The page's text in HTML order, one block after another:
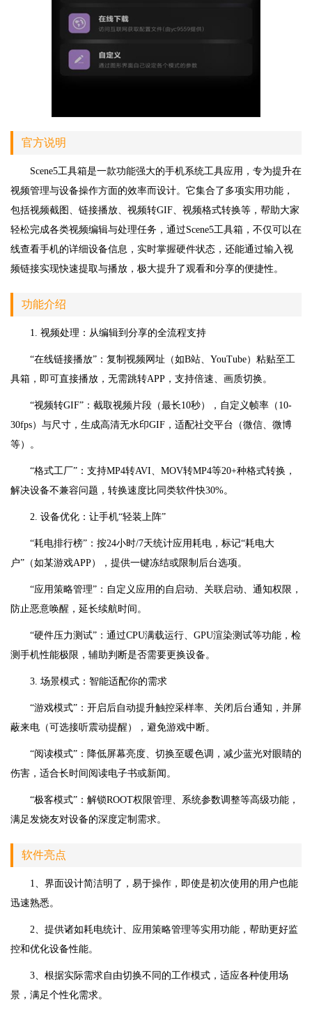
官方说明
Scene5工具箱是一款功能强大的手机系统工具应用，专为提升在
视频管理与设备操作方面的效率而设计。它集合了多项实用功能，
包括视频截图、链接播放、视频转GIF、视频格式转换等，帮助大家
轻松完成各类视频编辑与处理任务，通过Scene5工具箱，不仅可以在
线查看手机的详细设备信息，实时掌握硬件状态，还能通过输入视
频链接实现快速提取与播放，极大提升了观看和分享的便捷性。
功能介绍
1. 视频处理：从编辑到分享的全流程支持
“在线链接播放”：复制视频网址（如B站、YouTube）粘贴至工
具箱，即可直接播放，无需跳转APP，支持倍速、画质切换。
“视频转GIF”：截取视频片段（最长10秒），自定义帧率（10-
30fps）与尺寸，生成高清无水印GIF，适配社交平台（微信、微博
等）。
“格式工厂”：支持MP4转AVI、MOV转MP4等20+种格式转换，
解决设备不兼容问题，转换速度比同类软件快30%。
2. 设备优化：让手机“轻装上阵”
“耗电排行榜”：按24小时/7天统计应用耗电，标记“耗电大
户”（如某游戏APP），提供一键冻结或限制后台选项。
“应用策略管理”：自定义应用的自启动、关联启动、通知权限，
防止恶意唤醒，延长续航时间。
“硬件压力测试”：通过CPU满载运行、GPU渲染测试等功能，检
测手机性能极限，辅助判断是否需要更换设备。
3. 场景模式：智能适配你的需求
“游戏模式”：开启后自动提升触控采样率、关闭后台通知，并屏
蔽来电（可选接听震动提醒），避免游戏中断。
“阅读模式”：降低屏幕亮度、切换至暖色调，减少蓝光对眼睛的
伤害，适合长时间阅读电子书或新闻。
“极客模式”：解锁ROOT权限管理、系统参数调整等高级功能，
满足发烧友对设备的深度定制需求。
软件亮点
1、界面设计简洁明了，易于操作，即使是初次使用的用户也能
迅速熟悉。
2、提供诸如耗电统计、应用策略管理等实用功能，帮助更好监
控和优化设备性能。
3、根据实际需求自由切换不同的工作模式，适应各种使用场
景，满足个性化需求。